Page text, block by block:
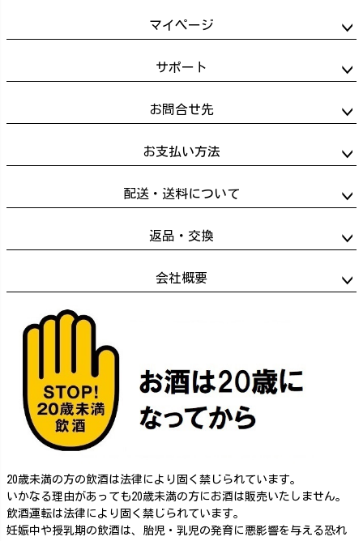
ップ
マイページ
サポート
お問合せ先
お支払い方法
配送・送料について
返品・交換
会社概要
20歳未満の方の飲酒は法律により固く禁じられています。
いかなる理由があっても20歳未満の方にお酒は販売いたしません。
飲酒運転は法律により固く禁じられています。
妊娠中や授乳期の飲酒は、胎児・乳児の発育に悪影響を与える恐れ